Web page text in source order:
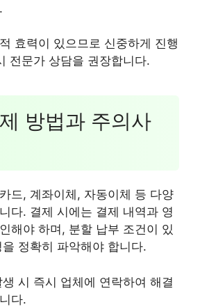
효력이 있으므로 신중하게 진행
전문가 상담을 권장합니다.
방법과 주의사
드, 계좌이체, 자동이체 등 다양
다. 결제 시에는 결제 내역과 영
해야 하며, 분할 납부 조건이 있
정확히 파악해야 합니다.
시 즉시 업체에 연락하여 해결
다.